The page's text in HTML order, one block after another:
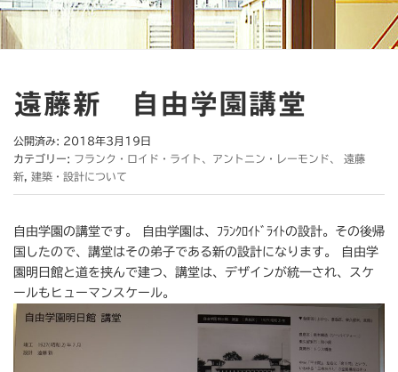
遠藤新 自由学園講堂
公開済み: 2018年3月19日
カテゴリー: フランク・ロイド・ライト、アントニン・レーモンド、 遠藤
新
建築・設計について
自由学園の講堂です。 自由学園は、ﾌﾗﾝｸﾛｲﾄﾞﾗｲﾄの設計。その後帰
国したので、講堂はその弟子である新の設計になります。 自由学
園明日館と道を挟んで建つ、講堂は、デザインが統一され、スケ
ールもヒューマンスケール。